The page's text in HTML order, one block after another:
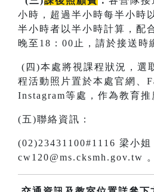
小時，超過半小時每半小時
半小時者以半小時計算，配
晚至18：00止，請於接送時
(四)本處將視課程狀況，選
程活動照片置於本處官網、
Instagram等處，作為教育推
(五)聯絡資訊：
(02)23431100#1116 梁小
cw120@ms.cksmh.gov.tw 。